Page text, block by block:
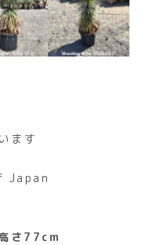
ます
さ77cm